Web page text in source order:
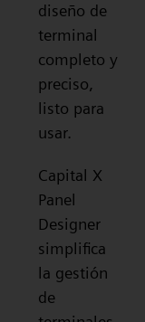
diseño de
terminal
completo y
preciso,
listo para
usar.
Capital X
Panel
Designer
simplifica
la gestión
de